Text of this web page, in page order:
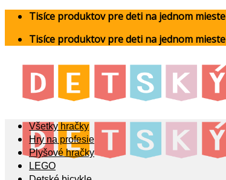
Skip
content
Tisíce produktov pre deti na jednom mieste
Tisíce produktov pre deti na jednom mieste
Všetky hračky
Hry na profesie
Plyšové hračky
LEGO